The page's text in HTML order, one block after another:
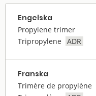
Engelska
Propylene trimer
Tripropylene
ADR
Franska
Trimère de propylène